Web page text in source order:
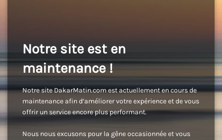
Notre site est en
maintenance !
Notre site DakarMatin.com est actuellement en cours de
maintenance afin d’améliorer votre expérience et de vous
offrir un service encore plus performant.
Nous nous excusons pour la gêne occasionnée et vous